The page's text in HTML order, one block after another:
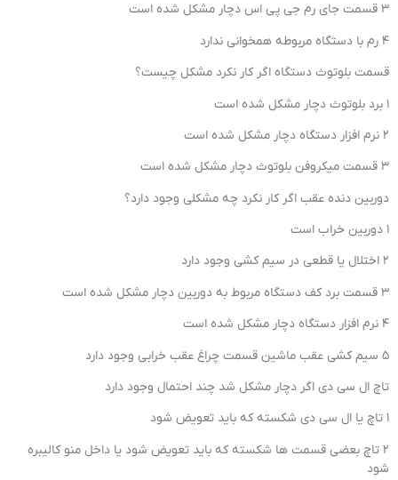
3 قسمت جای رم جی پی اس دچار مشکل شده است
4 رم با دستگاه مربوطه همخوانی ندارد
قسمت بلوتوث دستگاه اگر کار نکرد مشکل چیست؟
1 برد بلوتوث دچار مشکل شده است
2 نرم افزار دستگاه دچار مشکل شده است
3 قسمت میکروفن بلوتوث دچار مشکل شده است
دوربین دنده عقب اگر کار نکرد چه مشکلی وجود دارد؟
1 دوربین خراب است
2 اختلال یا قطعی در سیم کشی وجود دارد
3 قسمت برد کف دستگاه مربوط به دوربین دچار مشکل شده است
4 نرم افزار دستگاه دچار مشکل شده است
5 سیم کشی عقب ماشین قسمت چراغ عقب خرابی وجود دارد
تاچ ال سی دی اگر دچار مشکل شد چند احتمال وجود دارد
1 تاچ یا ال سی دی شکسته که باید تعویض شود
2 تاچ بعضی قسمت ها شکسته که باید تعویض شود یا داخل منو کالیبره
شود